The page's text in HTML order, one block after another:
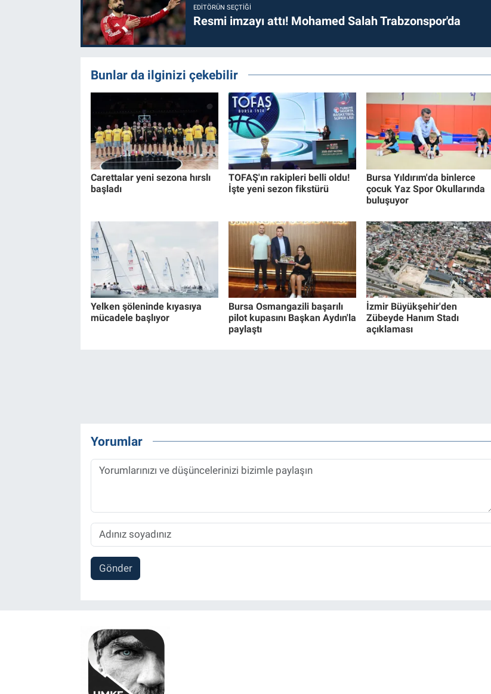
EDITÖRÜN SEÇTIĞI
Resmi imzayı attı! Mohamed Salah Trabzonspor'da
Bunlar da ilginizi çekebilir
Carettalar yeni sezona hırslı
başladı
TOFAŞ'ın rakipleri belli oldu!
İşte yeni sezon fikstürü
Bursa Yıldırım'da binlerce
çocuk Yaz Spor Okullarında
buluşuyor
Yelken şöleninde kıyasıya
mücadele başlıyor
Bursa Osmangazili başarılı
pilot kupasını Başkan Aydın'la
paylaştı
İzmir Büyükşehir'den
Zübeyde Hanım Stadı
açıklaması
Yorumlar
Gönder